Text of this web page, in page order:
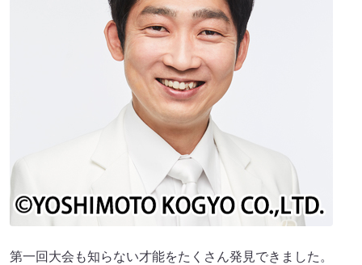
第一回大会も知らない才能をたくさん発見できました。